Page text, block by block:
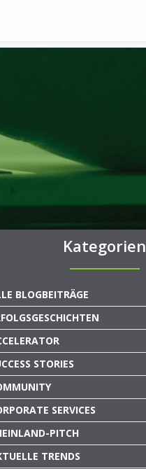
Kategorien
BLOGBEITRÄGE
STORIES
SERVICES
PITCH
TRENDS